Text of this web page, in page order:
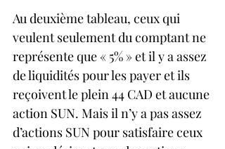
Au deuxième tableau, ceux qui
veulent seulement du comptant ne
représente que « 5% » et il y a assez
de liquidités pour les payer et ils
reçoivent le plein 44 CAD et aucune
action SUN. Mais il n’y a pas assez
d’actions SUN pour satisfaire ceux